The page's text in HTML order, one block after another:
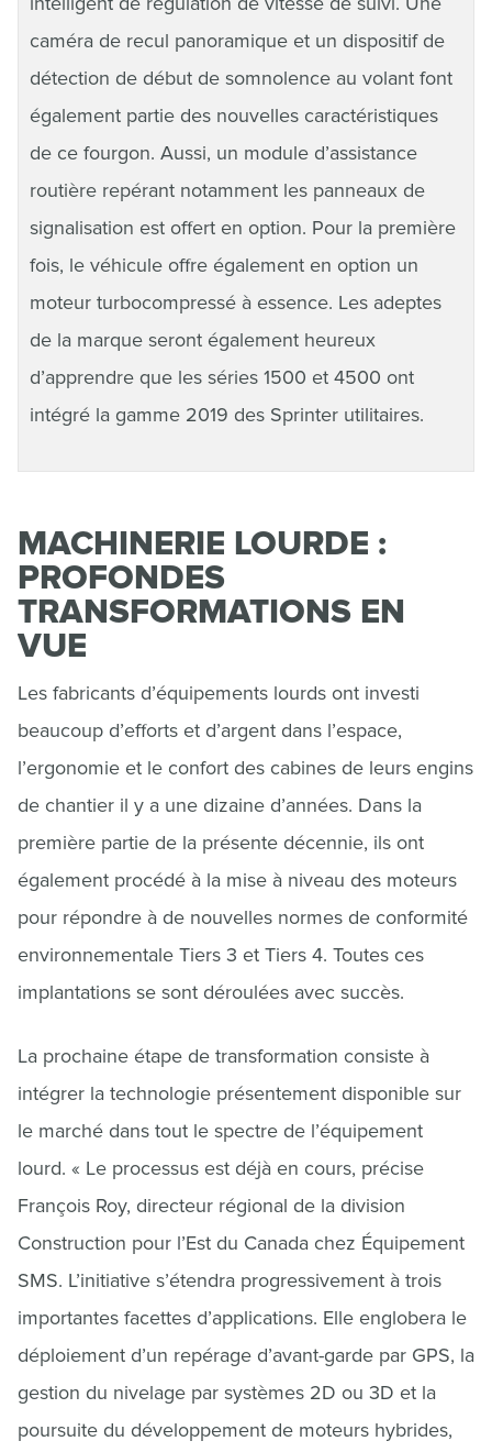
caméra de recul panoramique et un dispositif de
détection de début de somnolence au volant font
également partie des nouvelles caractéristiques
de ce fourgon. Aussi, un module d’assistance
routière repérant notamment les panneaux de
signalisation est offert en option. Pour la première
fois, le véhicule offre également en option un
moteur turbocompressé à essence. Les adeptes
de la marque seront également heureux
d’apprendre que les séries 1500 et 4500 ont
intégré la gamme 2019 des Sprinter utilitaires.
MACHINERIE LOURDE :
PROFONDES
TRANSFORMATIONS EN
VUE
Les fabricants d’équipements lourds ont investi
beaucoup d’efforts et d’argent dans l’espace,
l’ergonomie et le confort des cabines de leurs engins
de chantier il y a une dizaine d’années. Dans la
première partie de la présente décennie, ils ont
également procédé à la mise à niveau des moteurs
pour répondre à de nouvelles normes de conformité
environnementale Tiers 3 et Tiers 4. Toutes ces
implantations se sont déroulées avec succès.
La prochaine étape de transformation consiste à
intégrer la technologie présentement disponible sur
le marché dans tout le spectre de l’équipement
lourd. « Le processus est déjà en cours, précise
François Roy, directeur régional de la division
Construction pour l’Est du Canada chez Équipement
SMS. L’initiative s’étendra progressivement à trois
importantes facettes d’applications. Elle englobera le
déploiement d’un repérage d’avant-garde par GPS, la
gestion du nivelage par systèmes 2D ou 3D et la
poursuite du développement de moteurs hybrides,